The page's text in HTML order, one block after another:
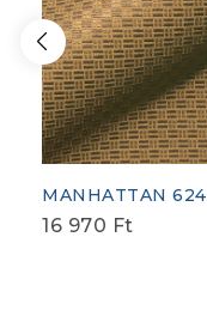
MANHATTAN 624
16 970 Ft